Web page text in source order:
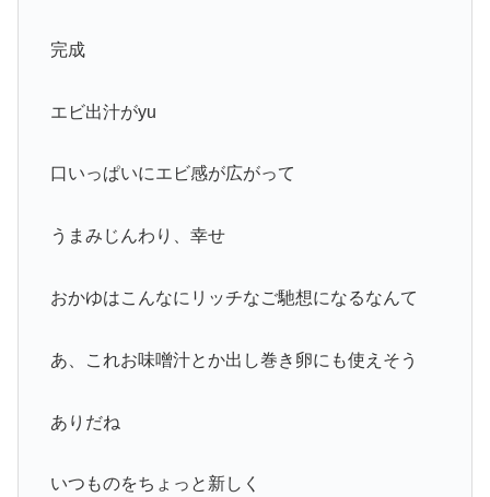
完成
エビ出汁がyu
口いっぱいにエビ感が広がって
うまみじんわり、幸せ
おかゆはこんなにリッチなご馳想になるなんて
あ、これお味噌汁とか出し巻き卵にも使えそう
ありだね
いつものをちょっと新しく